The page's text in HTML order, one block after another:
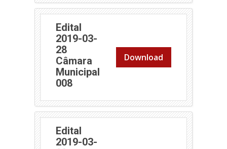
Edital
2019-03-
28
Câmara
Municipal
008(abre em nova janela)
Download
Edital
2019-03-